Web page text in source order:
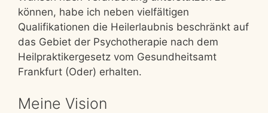
können, habe ich neben vielfältigen
Qualifikationen die Heilerlaubnis beschränkt auf
das Gebiet der Psychotherapie nach dem
Heilpraktikergesetz vom Gesundheitsamt
Frankfurt (Oder) erhalten.
Meine Vision